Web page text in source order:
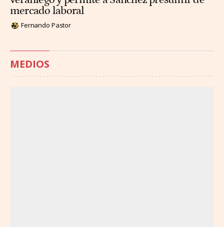
mercado laboral
Fernando Pastor
MEDIOS